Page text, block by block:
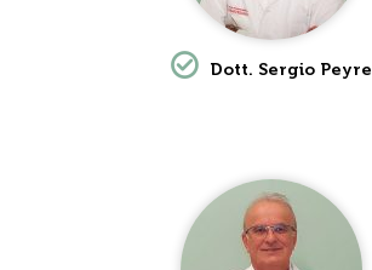
Dott. Sergio Peyre